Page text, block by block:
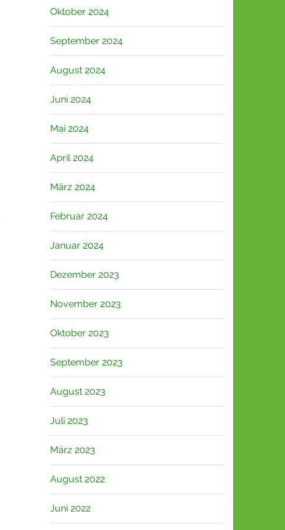
Oktober 2024
September 2024
August 2024
Juni 2024
Mai 2024
April 2024
März 2024
Februar 2024
Januar 2024
Dezember 2023
November 2023
Oktober 2023
September 2023
August 2023
Juli 2023
März 2023
August 2022
Juni 2022